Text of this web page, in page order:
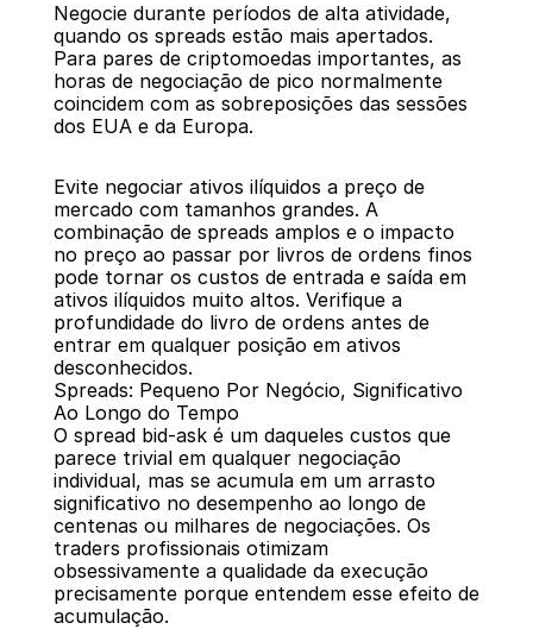
Negocie durante períodos de alta atividade,
quando os spreads estão mais apertados.
Para pares de criptomoedas importantes, as
horas de negociação de pico normalmente
coincidem com as sobreposições das sessões
dos EUA e da Europa.
Evite negociar ativos ilíquidos a preço de
mercado com tamanhos grandes. A
combinação de spreads amplos e o impacto
no preço ao passar por livros de ordens finos
pode tornar os custos de entrada e saída em
ativos ilíquidos muito altos. Verifique a
profundidade do livro de ordens antes de
entrar em qualquer posição em ativos
desconhecidos.
Spreads: Pequeno Por Negócio, Significativo
Ao Longo do Tempo
O spread bid-ask é um daqueles custos que
parece trivial em qualquer negociação
individual, mas se acumula em um arrasto
significativo no desempenho ao longo de
centenas ou milhares de negociações. Os
traders profissionais otimizam
obsessivamente a qualidade da execução
precisamente porque entendem esse efeito de
acumulação.